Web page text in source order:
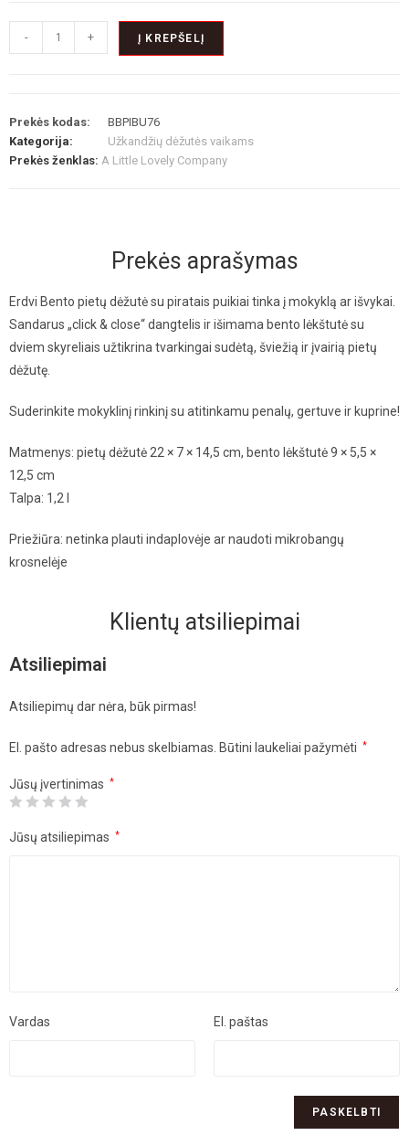
- + Į KREPŠELĮ
Prekės kodas:
BBPIBU76
Kategorija:
Užkandžių dėžutės vaikams
Prekės ženklas: A Little Lovely Company
Prekės aprašymas
Erdvi Bento pietų dėžutė su piratais puikiai tinka į mokyklą ar išvykai.
Sandarus „click & close“ dangtelis ir išimama bento lėkštutė su
dviem skyreliais užtikrina tvarkingai sudėtą, šviežią ir įvairią pietų
dėžutę.
Suderinkite mokyklinį rinkinį su atitinkamu penalų, gertuve ir kuprine!
Matmenys: pietų dėžutė 22 × 7 × 14,5 cm, bento lėkštutė 9 × 5,5 ×
12,5 cm
Talpa: 1,2 l
Priežiūra: netinka plauti indaplovėje ar naudoti mikrobangų
krosnelėje
Klientų atsiliepimai
Atsiliepimai
Atsiliepimų dar nėra, būk pirmas!
El. pašto adresas nebus skelbiamas. Būtini laukeliai pažymėti *
Jūsų įvertinimas *
Jūsų atsiliepimas *
Vardas El. paštas